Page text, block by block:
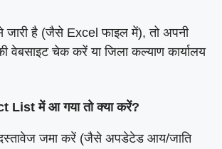
है (जैसे Excel फाइल में), तो अपनी
वेबसाइट चेक करें या जिला कल्याण कार्यालय
List में आ गया तो क्या करें?
जमा करें (जैसे अपडेटेड आय/जाति